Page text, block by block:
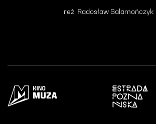
reż. Radosław Salamończyk
Otwiera się w